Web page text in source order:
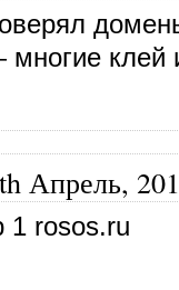
клей
Апрель,
1 rosos.ru